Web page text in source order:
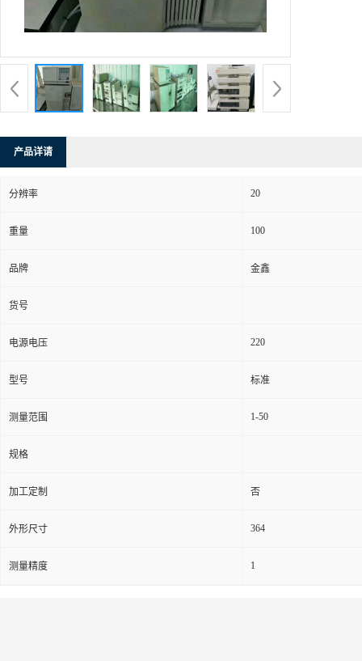
产品详请
分辨率 20
重量 100
品牌 金鑫
货号
电源电压 220
型号 标准
测量范围 1-50
规格
加工定制 否
外形尺寸 364
测量精度 1